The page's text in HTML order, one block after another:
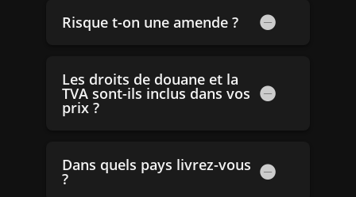
Risque t-on une amende ?
Les droits de douane et la
TVA sont-ils inclus dans vos
prix ?
Dans quels pays livrez-vous
?